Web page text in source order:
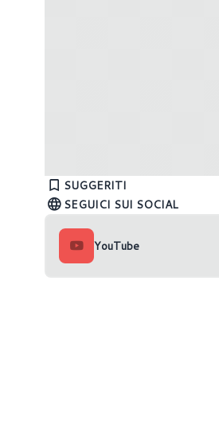
SUGGERITI
2025?
SEGUICI SUI SOCIAL
YouTube